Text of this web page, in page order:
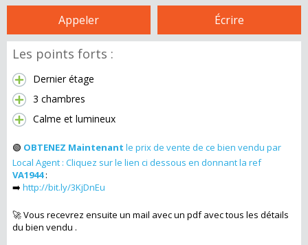
Appeler Écrire
Les points forts :
Dernier étage
3 chambres
Calme et lumineux
🟢 OBTENEZ Maintenant le prix de vente de ce bien vendu par
Local Agent : Cliquez sur le lien ci dessous en donnant la ref
VA1944 :
➡️ http://bit.ly/3KjDnEu
🚀 Vous recevrez ensuite un mail avec un pdf avec tous les détails
du bien vendu .